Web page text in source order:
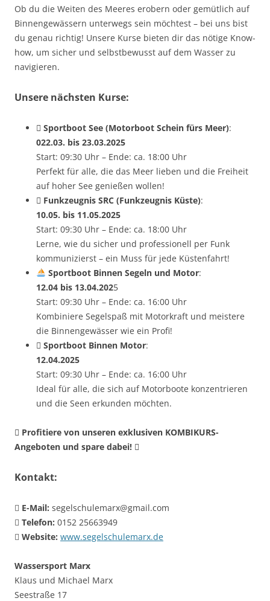
Ob du die Weiten des Meeres erobern oder gemütlich auf
Binnengewässern unterwegs sein möchtest – bei uns bist
du genau richtig! Unsere Kurse bieten dir das nötige Know-
how, um sicher und selbstbewusst auf dem Wasser zu
navigieren.
Unsere nächsten Kurse:
 Sportboot See (Motorboot Schein fürs Meer):
022.03. bis 23.03.2025
Start: 09:30 Uhr – Ende: ca. 18:00 Uhr
Perfekt für alle, die das Meer lieben und die Freiheit
auf hoher See genießen wollen!
 Funkzeugnis SRC (Funkzeugnis Küste):
10.05. bis 11.05.2025
Start: 09:30 Uhr – Ende: ca. 18:00 Uhr
Lerne, wie du sicher und professionell per Funk
kommunizierst – ein Muss für jede Küstenfahrt!
Sportboot Binnen Segeln und Motor:
12.04 bis 13.04.2025
Start: 09:30 Uhr – Ende: ca. 16:00 Uhr
Kombiniere Segelspaß mit Motorkraft und meistere
die Binnengewässer wie ein Profi!
 Sportboot Binnen Motor:
12.04.2025
Start: 09:30 Uhr – Ende: ca. 16:00 Uhr
Ideal für alle, die sich auf Motorboote konzentrieren
und die Seen erkunden möchten.
 Profitiere von unseren exklusiven KOMBIKURS-
Angeboten und spare dabei! 
Kontakt:
 E-Mail: segelschulemarx@gmail.com
 Telefon: 0152 25663949
 Website: www.segelschulemarx.de
Wassersport Marx
Klaus und Michael Marx
Seestraße 17